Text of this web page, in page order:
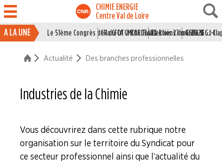
CHIMIE ENERGIE
Centre Val de Loire
ACTUALITÉ
La vie du Syndicat
Industries de la Chimie
Industries Electriques et Gaziéres
A LA UNE Le 51ème Congrès de la CFDT à BORDEAUX
CR du CA CMCAS Tours Blois 27 mai 2026
Elections du CSE LSI : J-1
Grille IEG :
Actualité Des branches professionnelles
Industries de la Chimie
Vous découvrirez dans cette rubrique notre
organisation sur le territoire du Syndicat pour
ce secteur professionnel ainsi que l’actualité du